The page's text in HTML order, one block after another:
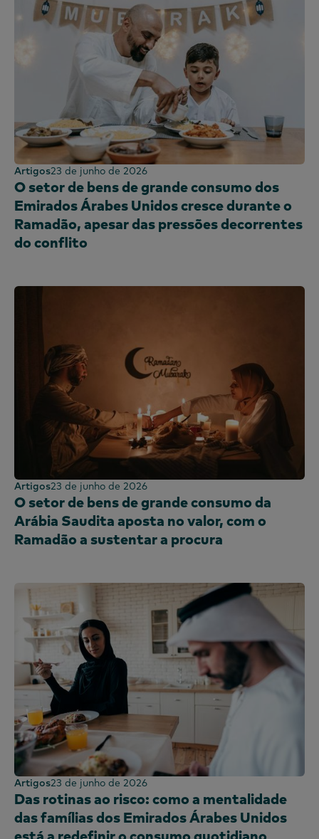
Artigos23 de junho de 2026
O setor de bens de grande consumo dos
Emirados Árabes Unidos cresce durante o
Ramadão, apesar das pressões decorrentes
do conflito
Artigos23 de junho de 2026
O setor de bens de grande consumo da
Arábia Saudita aposta no valor, com o
Ramadão a sustentar a procura
Artigos23 de junho de 2026
Das rotinas ao risco: como a mentalidade
das famílias dos Emirados Árabes Unidos